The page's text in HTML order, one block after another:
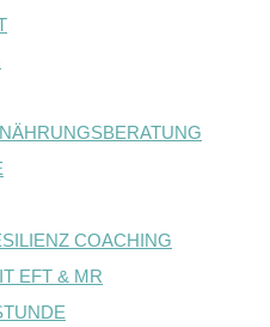
COACHING
EFT & MR